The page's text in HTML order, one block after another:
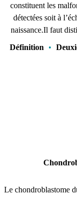
constituent les
détectées soit à
naissance.Il faut
Définition
•
Le chondroblastome